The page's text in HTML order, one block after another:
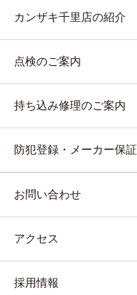
カンザキ千里店の紹介
点検のご案内
持ち込み修理のご案内
防犯登録・メーカー保証
お問い合わせ
アクセス
採用情報